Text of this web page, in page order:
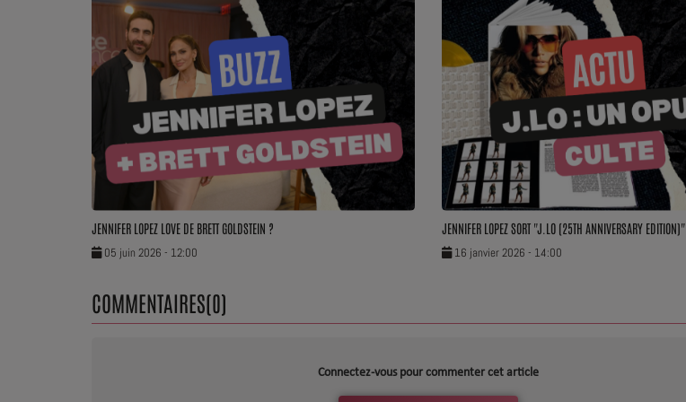
Dossier de Presse
Service Commercial
JENNIFER LOPEZ LOVE DE BRETT GOLDSTEIN ?
05 juin 2026 - 12:00
JENNIFER LOPEZ SORT "J.LO (25TH ANNIVERSARY EDITION)"
16 janvier 2026 - 14:00
COMMENTAIRES(0)
Connectez-vous pour commenter cet article